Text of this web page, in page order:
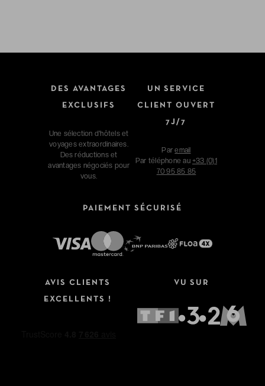
DES AVANTAGES
EXCLUSIFS
Une sélection d'hôtels et
voyages extraordinaires.
Des réductions et
avantages négociés pour
vous.
UN SERVICE
CLIENT OUVERT
7J/7
Paremail
Par téléphone au +33 (0)1
70 95 85 85
PAIEMENT SÉCURISÉ
AVIS CLIENTS
EXCELLENTS !
VU SUR